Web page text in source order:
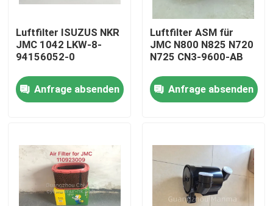
Produkte
Über uns
Luftfilter ISUZUS NKR
JMC 1042 LKW-8-
94156052-0
Anfrage absenden
Luftfilter ASM für
JMC N800 N825 N720
N725 CN3-9600-AB
Anfrage absenden